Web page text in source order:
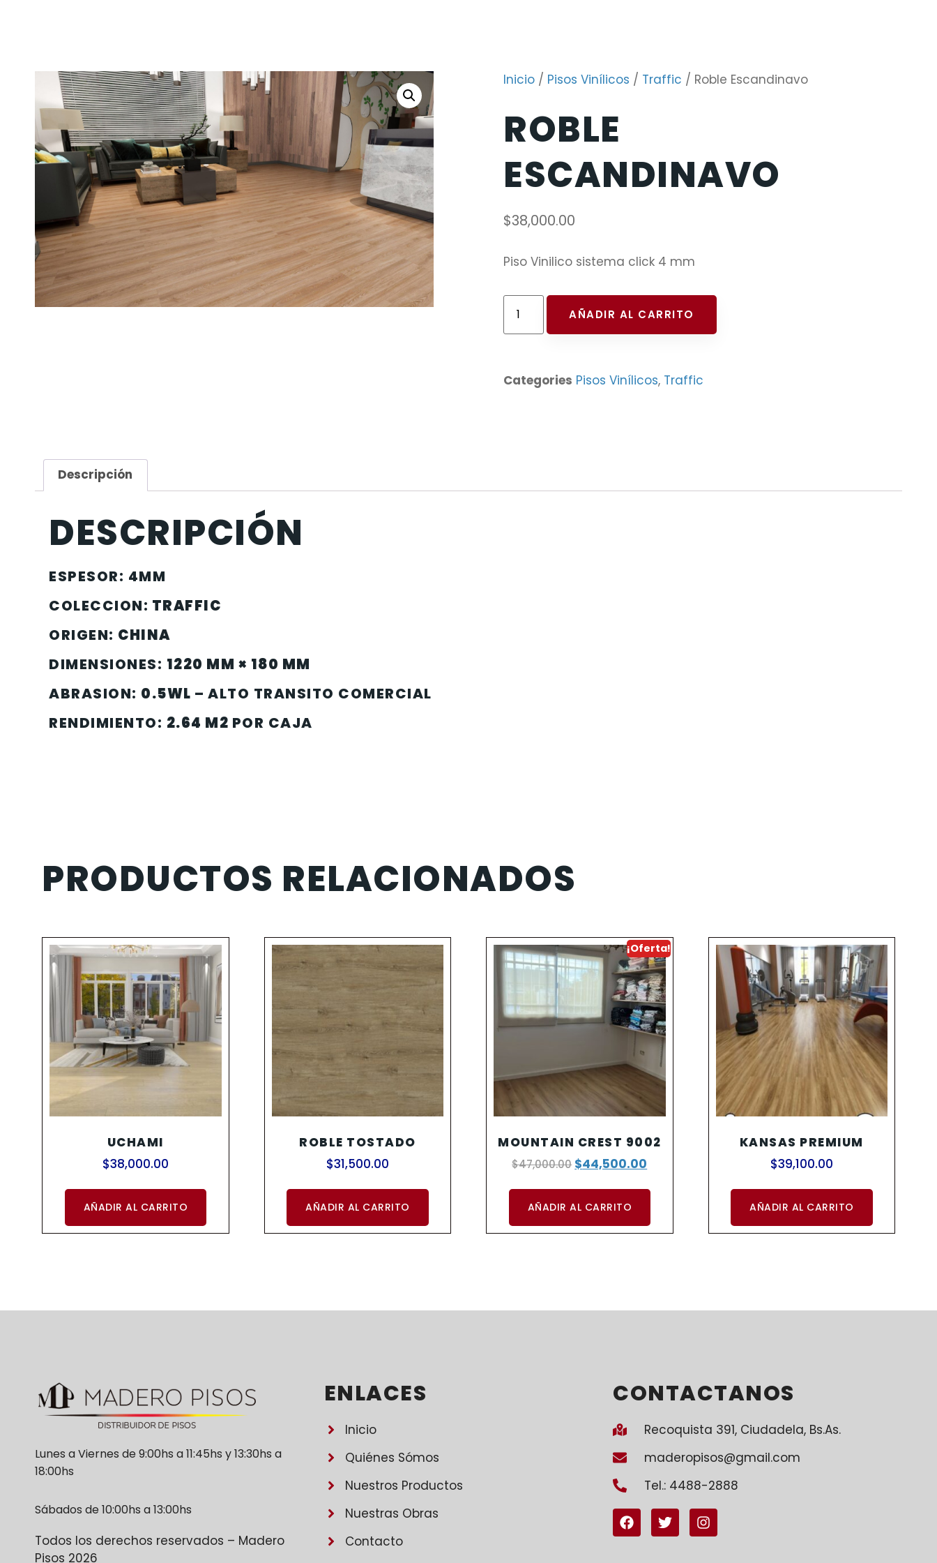
Inicio / Pisos Vinílicos / Traffic / Roble Escandinavo
ROBLE
ESCANDINAVO
$38,000.00
Piso Vinilico sistema click 4 mm
AÑADIR AL CARRITO
Categories Pisos Vinílicos, Traffic
Descripción
DESCRIPCIÓN
ESPESOR: 4MM
COLECCION: TRAFFIC
ORIGEN: CHINA
DIMENSIONES: 1220 MM × 180 MM
ABRASION: 0.5WL – ALTO TRANSITO COMERCIAL
RENDIMIENTO: 2.64 M2 POR CAJA
PRODUCTOS RELACIONADOS
UCHAMI
$38,000.00
AÑADIR AL CARRITO
ROBLE TOSTADO
$31,500.00
AÑADIR AL CARRITO
¡Oferta!
MOUNTAIN CREST 9002
$47,000.00 $44,500.00
AÑADIR AL CARRITO
KANSAS PREMIUM
$39,100.00
AÑADIR AL CARRITO
Lunes a Viernes de 9:00hs a 11:45hs y 13:30hs a
18:00hs
Sábados de 10:00hs a 13:00hs
Todos los derechos reservados – Madero
Pisos 2026
ENLACES
Inicio
Quiénes Sómos
Nuestros Productos
Nuestras Obras
Contacto
CONTACTANOS
Recoquista 391, Ciudadela, Bs.As.
maderopisos@gmail.com
Tel.: 4488-2888